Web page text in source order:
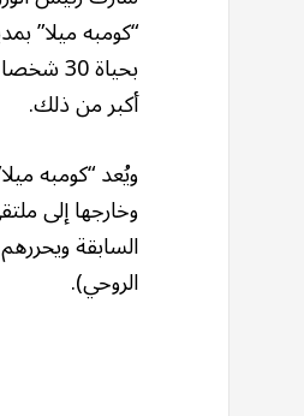
“كومبه ميلا”
بحياة
أكبر من ذلك.
ويُعد “كومبه
وخارجها إلى
السابقة
الروحي).